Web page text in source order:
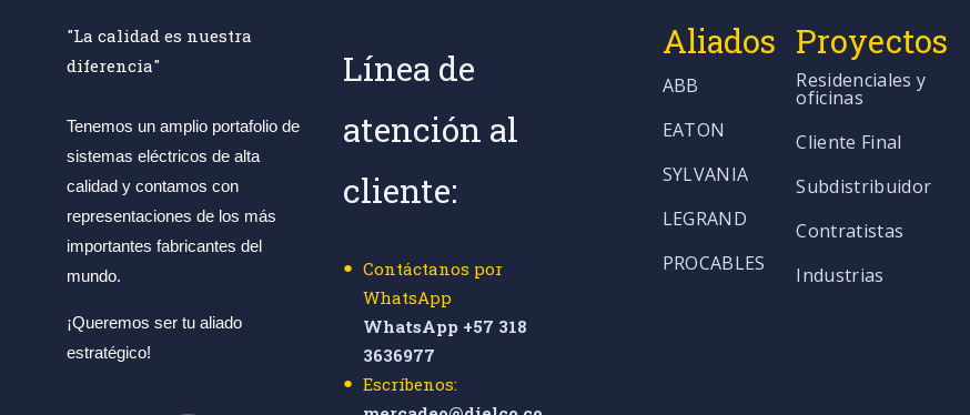
"La calidad es nuestra
diferencia"
Tenemos un amplio portafolio de
sistemas eléctricos de alta
calidad y contamos con
representaciones de los más
importantes fabricantes del
mundo.
¡Queremos ser tu aliado
estratégico!
Línea de
atención al
cliente:
Contáctanos por
WhatsApp
WhatsApp +57 318
3636977
Escríbenos:
Aliados
ABB
EATON
SYLVANIA
LEGRAND
PROCABLES
Proyectos
Residenciales y
oficinas
Cliente Final
Subdistribuidor
Contratistas
Industrias